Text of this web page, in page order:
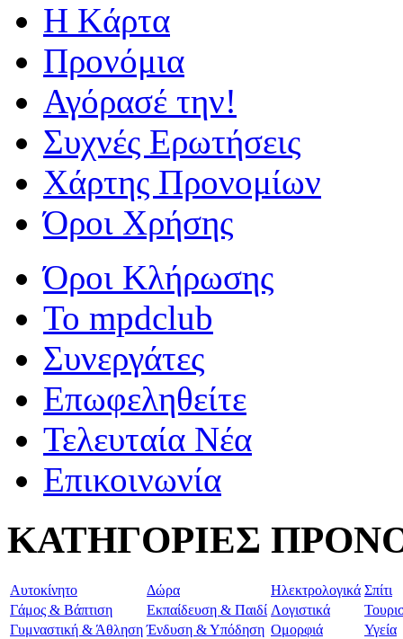
Η Kάρτα
Προνόμια
Αγόρασέ την!
Συχνές Ερωτήσεις
Χάρτης Προνομίων
Όροι Χρήσης
Όροι Κλήρωσης
To mpdclub
Συνεργάτες
Επωφεληθείτε
Τελευταία Νέα
Επικοινωνία
ΚΑΤΗΓΟΡΙΕΣ
Aυτοκίνητο Δώρα Ηλεκτρολογικά Σπίτι
Γάμος & Βάπτιση
Εκπαίδευση & Παιδί Λογιστικά
Γυμναστική & Άθληση Ένδυση & Υπόδηση Ομορφιά
Υγεία